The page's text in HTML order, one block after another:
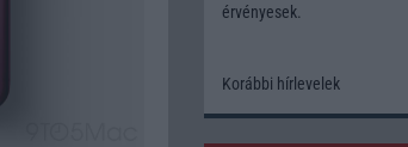
érvényesek.
Korábbi hírlevelek